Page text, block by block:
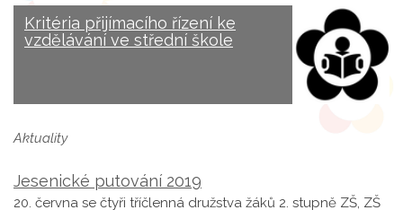
Kritéria přijímacího řízení ke
vzdělávání ve střední škole
Aktuality
Jesenické putování 2019
20. června se čtyři tříčlenná družstva žáků 2. stupně ZŠ, ZŠ